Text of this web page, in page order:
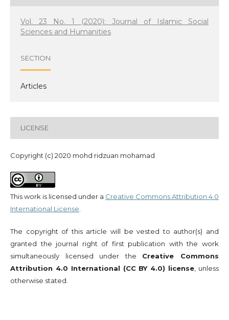
Vol. 23 No. 1 (2020): Journal of Islamic Social
Sciences and Humanities
SECTION
Articles
LICENSE
Copyright (c) 2020 mohd ridzuan mohamad
This work is licensed under a Creative Commons Attribution 4.0
International License
The copyright of this article will be vested to author(s) and
granted the journal right of first publication with the work
simultaneously licensed under the Creative Commons
Attribution 4.0 International (CC BY 4.0) license , unless
otherwise stated.